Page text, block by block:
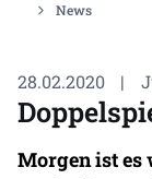
News
28.02.2020 |
Morgen ist es